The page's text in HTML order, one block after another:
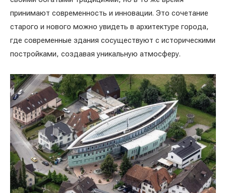
принимают современность и инновации. Это сочетание
старого и нового можно увидеть в архитектуре города,
где современные здания сосуществуют с историческими
постройками, создавая уникальную атмосферу.